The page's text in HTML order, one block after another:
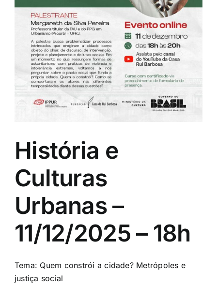
História e
Culturas
Urbanas –
11/12/2025 – 18h
Tema: Quem constrói a cidade? Metrópoles e
justiça social